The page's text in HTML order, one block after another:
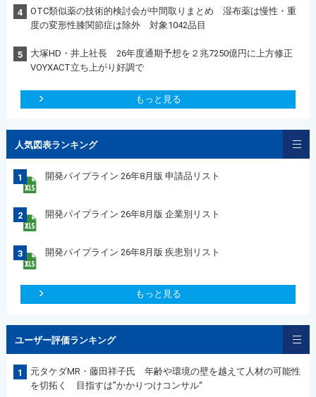
4
OTC類似薬の技術的検討会が中間取りまとめ 湿布薬は慢性・重
度の変形性膝関節症は除外 対象1042品目
5
大塚HD・井上社長 26年度通期予想を２兆7250億円に上方修正
VOYXACT立ち上がり好調で
もっと見る
人気図表ランキング
1 開発パイプライン 26年8月版 申請品リスト
2 開発パイプライン 26年8月版 企業別リスト
3 開発パイプライン 26年8月版 疾患別リスト
もっと見る
ユーザー評価ランキング
1
元タケダMR・藤田祥子氏 年齢や環境の壁を越えて人材の可能性
を切拓く 目指すは”かかりつけコンサル“